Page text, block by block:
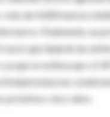
de 4.000 nuevos
Finalmente, un
vacío que dejarán las
ya que se estima que el 30
estará en
próximos cinco años.